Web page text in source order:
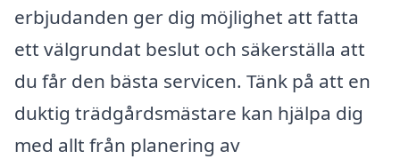
erbjudanden ger dig möjlighet att fatta
ett välgrundat beslut och säkerställa att
du får den bästa servicen. Tänk på att en
duktig trädgårdsmästare kan hjälpa dig
med allt från planering av